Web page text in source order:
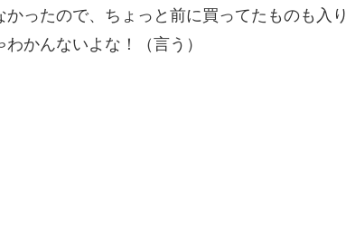
ったので、ちょっと前に買ってたものも入り
かんないよな！（言う）